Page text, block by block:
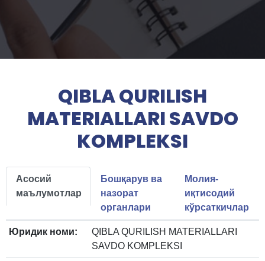
QIBLA QURILISH
MATERIALLARI SAVDO
KOMPLEKSI
Асосий
маълумотлар
Бошқарув ва
назорат
органлари
Молия-
иқтисодий
кўрсаткичлар
Юридик номи:
QIBLA QURILISH MATERIALLARI
SAVDO KOMPLEKSI